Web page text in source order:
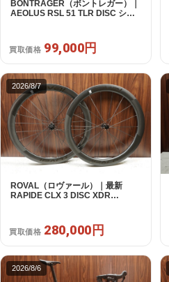
BONTRAGER（ボントレガー）｜
AEOLUS RSL 51 TLR DISC シマ
買取価格 99,000円
2026/8/7
ROVAL（ロヴァール）｜最新
RAPIDE CLX 3 DISC XDR
買取価格 280,000円
2026/8/6